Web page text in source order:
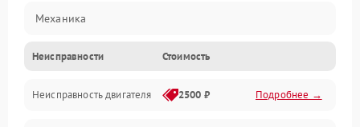
Механика
Трансмиссия
Электропитание
Неисправности Стоимость
Неисправность двигателя 2500 ₽ Подробнее →